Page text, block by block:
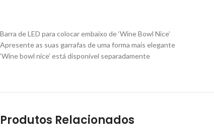
Barra de LED para colocar embaixo de ‘Wine Bowl Nice’
Apresente as suas garrafas de uma forma mais elegante
‘Wine bowl nice’ está disponível separadamente
Produtos Relacionados